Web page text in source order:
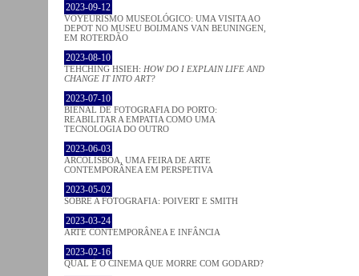
2023-09-12
VOYEURISMO MUSEOLÓGICO: UMA VISITA AO
DEPOT NO MUSEU BOIJMANS VAN BEUNINGEN,
EM ROTERDÃO
2023-08-10
TEHCHING HSIEH: HOW DO I EXPLAIN LIFE AND
CHANGE IT INTO ART?
2023-07-10
BIENAL DE FOTOGRAFIA DO PORTO:
REABILITAR A EMPATIA COMO UMA
TECNOLOGIA DO OUTRO
2023-06-03
ARCOLISBOA, UMA FEIRA DE ARTE
CONTEMPORÂNEA EM PERSPETIVA
2023-05-02
SOBRE A FOTOGRAFIA: POIVERT E SMITH
2023-03-24
ARTE CONTEMPORÂNEA E INFÂNCIA
2023-02-16
QUAL É O CINEMA QUE MORRE COM GODARD?